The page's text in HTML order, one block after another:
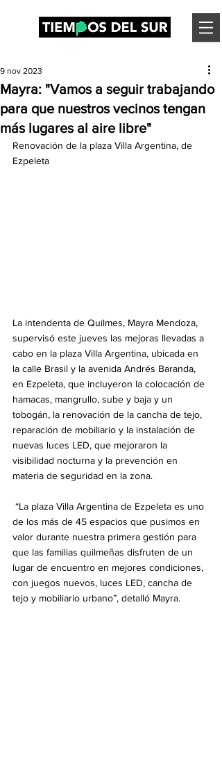
Mayra: "Vamos a seguir trabajando
para que nuestros vecinos tengan
más lugares al aire libre"
9 nov 2023
Renovación de la plaza Villa Argentina, de
Ezpeleta
La intendenta de Quilmes, Mayra Mendoza,
supervisó este jueves las mejoras llevadas a
cabo en la plaza Villa Argentina, ubicada en
la calle Brasil y la avenida Andrés Baranda,
en Ezpeleta, que incluyeron la colocación de
hamacas, mangrullo, sube y baja y un
tobogán, la renovación de la cancha de tejo,
reparación de mobiliario y la instalación de
nuevas luces LED, que mejoraron la
visibilidad nocturna y la prevención en
materia de seguridad en la zona.
de los más de 45 espacios que pusimos en
valor durante nuestra primera gestión para
que las familias quilmeñas disfruten de un
lugar de encuentro en mejores condiciones,
con juegos nuevos, luces LED, cancha de
tejo y mobiliario urbano”, detalló Mayra.